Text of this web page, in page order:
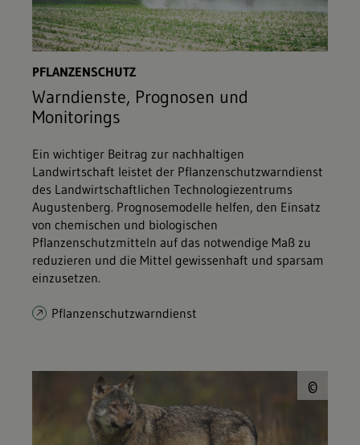
PFLANZENSCHUTZ
Warndienste, Prognosen und
Monitorings
Ein wichtiger Beitrag zur nachhaltigen
Landwirtschaft leistet der Pflanzenschutzwarndienst
des Landwirtschaftlichen Technologiezentrums
Augustenberg. Prognosemodelle helfen, den Einsatz
von chemischen und biologischen
Pflanzenschutzmitteln auf das notwendige Maß zu
reduzieren und die Mittel gewissenhaft und sparsam
einzusetzen.
Pflanzenschutzwarndienst
©